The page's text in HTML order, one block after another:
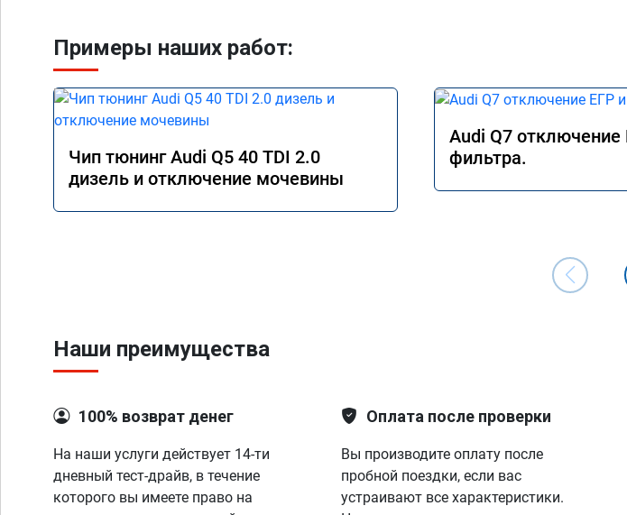
Примеры наших работ:
Чип тюнинг Audi Q5 40 TDI 2.0
дизель и отключение мочевины
Audi Q7
фильтра.
Наши преимущества
100% возврат денег
На наши услуги действует 14-ти
дневный тест-драйв, в течение
которого вы имеете право на
Оплата после проверки
Вы производите оплату после
пробной поездки, если вас
устраивают все характеристики.